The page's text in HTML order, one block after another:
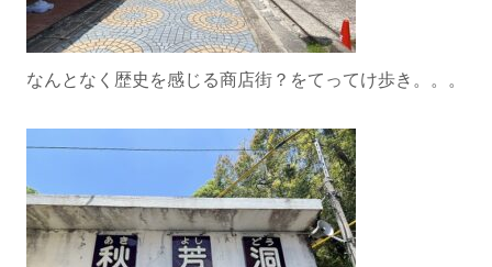
なんとなく歴史を感じる商店街？をてってけ歩き。。。